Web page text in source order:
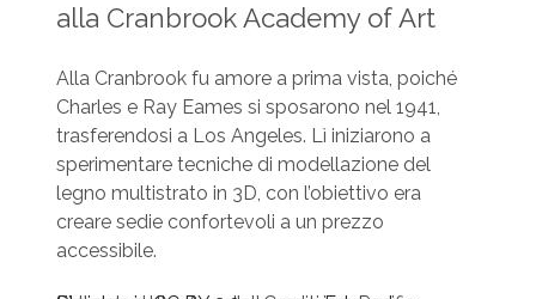
alla Cranbrook Academy of Art
Alla Cranbrook fu amore a prima vista, poiché
Charles e Ray Eames si sposarono nel 1941,
trasferendosi a Los Angeles. Lì iniziarono a
sperimentare tecniche di modellazione del
legno multistrato in 3D, con l’obiettivo era
creare sedie confortevoli a un prezzo
accessibile.